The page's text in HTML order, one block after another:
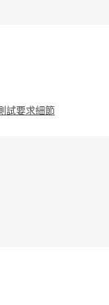
試要求細節